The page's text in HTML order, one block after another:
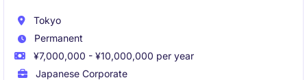
Tokyo
Permanent
¥7,000,000 - ¥10,000,000 per year
Japanese Corporate